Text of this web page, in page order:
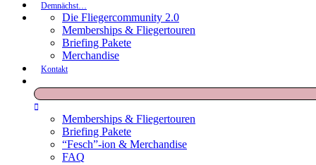
Demnächst…
Die Fliegercommunity 2.0
Memberships & Fliegertouren
Briefing Pakete
Merchandise
Kontakt
Memberships & Fliegertouren
Briefing Pakete
“Fesch”-ion & Merchandise
FAQ